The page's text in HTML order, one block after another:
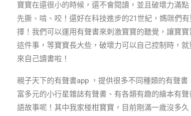
寶寶在還很小的時候，還不會閱讀，並且破壞力滿
先撕、啃、咬！還好在科技進步的21世紀，媽咪們
擇！我們可以運用有聲書來刺激寶寶的聽覺，讓寶寶
這件事，等寶寶長大些，破壞力可以自己控制時，
來自己讀書啦！
親子天下的有聲書app ，提供很多不同種類的有聲書
富多元的小行星雜誌有聲書、有各類有趣的繪本有
語故事呢！其中我家椪柑寶寶，目前剛滿一歲沒多久